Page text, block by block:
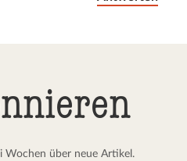
Wochen über neue Artikel.